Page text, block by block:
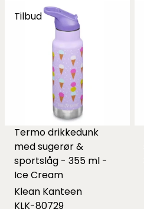
Tilbud
Termo drikkedunk
med sugerør &
sportslåg - 355 ml -
Ice Cream
Klean Kanteen
KLK-80729